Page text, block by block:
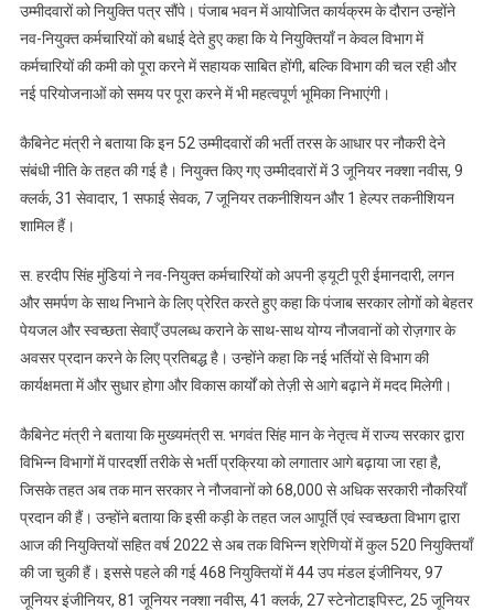
जल
आपूर्ति
एवं
स्वच्छता
के
52
नव-
को
नियुक्ति
पत्र
उम्मीदवारों को नियुक्ति पत्र सौंपे। पंजाब भवन में आयोजित कार्यक्रम के दौरान उन्होंने
नव-नियुक्त कर्मचारियों को बधाई देते हुए कहा कि ये नियुक्तियाँ न केवल विभाग में
कर्मचारियों की कमी को पूरा करने में सहायक साबित होंगी, बल्कि विभाग की चल रही और
नई परियोजनाओं को समय पर पूरा करने में भी महत्वपूर्ण भूमिका निभाएंगी।
कैबिनेट मंत्री ने बताया कि इन 52 उम्मीदवारों की भर्ती तरस के आधार पर नौकरी देने
संबंधी नीति के तहत की गई है। नियुक्त किए गए उम्मीदवारों में 3 जूनियर नक्शा नवीस, 9
क्लर्क, 31 सेवादार, 1 सफाई सेवक, 7 जूनियर तकनीशियन और 1 हेल्पर तकनीशियन
शामिल हैं।
स. हरदीप सिंह मुंडियां ने नव-नियुक्त कर्मचारियों को अपनी ड्यूटी पूरी ईमानदारी, लगन
और समर्पण के साथ निभाने के लिए प्रेरित करते हुए कहा कि पंजाब सरकार लोगों को बेहतर
पेयजल और स्वच्छता सेवाएँ उपलब्ध कराने के साथ-साथ योग्य नौजवानों को रोज़गार के
अवसर प्रदान करने के लिए प्रतिबद्ध है। उन्होंने कहा कि नई भर्तियों से विभाग की
कार्यक्षमता में और सुधार होगा और विकास कार्यों को तेज़ी से आगे बढ़ाने में मदद मिलेगी।
कैबिनेट मंत्री ने बताया कि मुख्यमंत्री स. भगवंत सिंह मान के नेतृत्व में राज्य सरकार द्वारा
विभिन्न विभागों में पारदर्शी तरीके से भर्ती प्रक्रिया को लगातार आगे बढ़ाया जा रहा है,
जिसके तहत अब तक मान सरकार ने नौजवानों को 68,000 से अधिक सरकारी नौकरियाँ
प्रदान की हैं। उन्होंने बताया कि इसी कड़ी के तहत जल आपूर्ति एवं स्वच्छता विभाग द्वारा
आज की नियुक्तियों सहित वर्ष 2022 से अब तक विभिन्न श्रेणियों में कुल 520 नियुक्तियाँ
की जा चुकी हैं। इससे पहले की गई 468 नियुक्तियों में 44 उप मंडल इंजीनियर, 97
जूनियर इंजीनियर, 81 जूनियर नक्शा नवीस, 41 क्लर्क, 27 स्टेनोटाइपिस्ट, 25 जूनियर